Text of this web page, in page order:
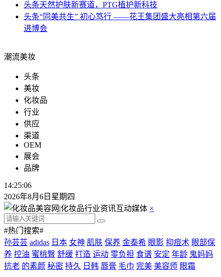
头条天然护肤新赛道，PTG植护新科技
头条“同美共生” 初心笃行 ——花王集团盛大亮相第六届
进博会
潮流美妆
头条
美妆
化妆品
行业
供应
渠道
OEM
展会
品牌
14:25:07
2026年8月6日星期四
×
#热门搜索#
孙芸芸 adidas 日本 女神 肌肤 保养 金泰希 眼影 抑痘术 眼部保
养 控油 蜜桃臀 舒缓 打造 运动 零负担 食谱 安定 年龄 鬼妈妈
抗老 的素颜 秘密 持久 日韩 唇膏 毛巾 完美 美容师 眼霜